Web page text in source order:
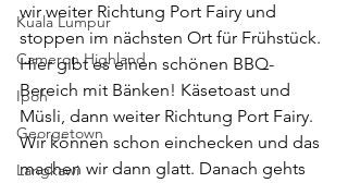
Kuala Lumpur
Cameron Highland
Ipoh
Georgetown
Langkawi
wir weiter Richtung Port Fairy und
stoppen im nächsten Ort für Frühstück.
Hier gibt es einen schönen BBQ-
Bereich mit Bänken! Käsetoast und
Müsli, dann weiter Richtung Port Fairy.
Wir können schon einchecken und das
machen wir dann glatt. Danach gehts